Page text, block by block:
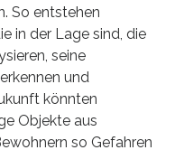
So entstehen
in der Lage sind, die
seine
und
könnten
Objekte aus
so Gefahren